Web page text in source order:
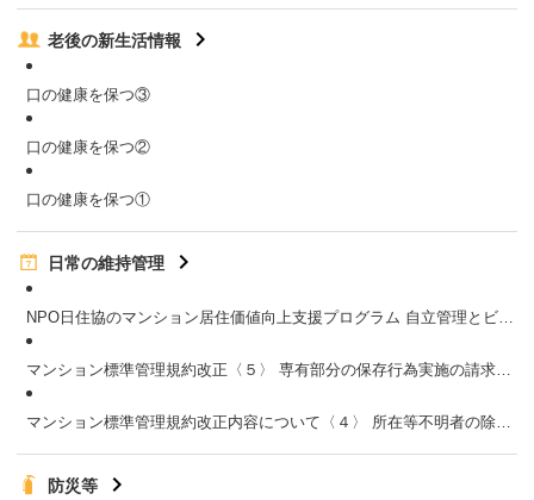
老後の新生活情報
口の健康を保つ③
口の健康を保つ②
口の健康を保つ①
日常の維持管理
NPO日住協のマンション居住価値向上支援プログラム 自立管理とビジョンの策定：２０２６年４月号掲載
マンション標準管理規約改正〈５〉 専有部分の保存行為実施の請求／共用部分の管理に伴って必要となる専有部分の保存行為等：２０２６年４月号掲載
マンション標準管理規約改正内容について〈４〉 所在等不明者の除外手続き・国内管理人制度を創設：２０２６年３月号掲載
防災等